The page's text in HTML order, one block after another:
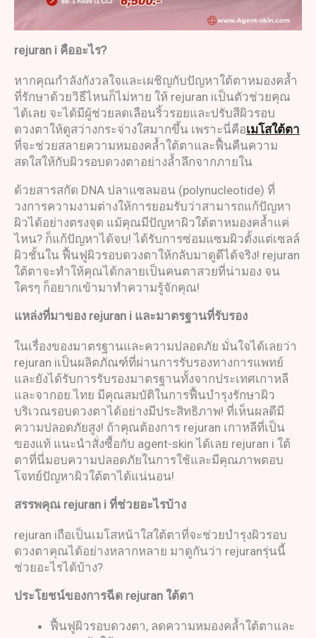
rejuran i คืออะไร?
หากคุณกำลังกังวลใจและเผชิญกับปัญหาใต้ตาหมองคล้ำ
ที่รักษาด้วยวิธีไหนก็ไม่หาย ให้ rejuran iเป็นตัวช่วยคุณ
ได้เลย จะได้มีผู้ช่วยลดเลือนริ้วรอยและปรับสีผิวรอบ
ดวงตาให้ดูสว่างกระจ่างใสมากขึ้น เพราะนี่คือเมโสใต้ตา
ที่จะช่วยสลายความหมองคล้ำใต้ตาและฟื้นคืนความ
สดใสให้กับผิวรอบดวงตาอย่างล้ำลึกจากภายใน
ด้วยสารสกัด DNA ปลาแซลมอน (polynucleotide) ที่
วงการความงามต่างให้การยอมรับว่าสามารถแก้ปัญหา
ผิวได้อย่างตรงจุด แม้คุณมีปัญหาผิวใต้ตาหมองคล้ำแค่
ไหน? ก็แก้ปัญหาได้จบ! ได้รับการซ่อมแซมผิวตั้งแต่เซลล์
ผิวชั้นใน ฟื้นฟูผิวรอบดวงตาให้กลับมาดูดีได้จริง! rejuran
ใต้ตาจะทำให้คุณได้กลายเป็นคนตาสวยที่น่ามอง จน
ใครๆ ก็อยากเข้ามาทำความรู้จักคุณ!
แหล่งที่มาของ rejuran i และมาตรฐานที่รับรอง
ในเรื่องของมาตรฐานและความปลอดภัย มั่นใจได้เลยว่า
rejuran iเป็นผลิตภัณฑ์ที่ผ่านการรับรองทางการแพทย์
และยังได้รับการรับรองมาตรฐานทั้งจากประเทศเกาหลี
และจากอย.ไทย มีคุณสมบัติในการฟื้นบำรุงรักษาผิว
บริเวณรอบดวงตาได้อย่างมีประสิทธิภาพ! ที่เห็นผลดีมี
ความปลอดภัยสูง! ถ้าคุณต้องการ rejuran เกาหลีที่เป็น
ของแท้ แนะนำสั่งซื้อกับ agent-skin ได้เลย rejuran i ใต้
ตาที่นี่มอบความปลอดภัยในการใช้และมีคุณภาพตอบ
โจทย์ปัญหาผิวใต้ตาได้แน่นอน!
สรรพคุณ rejuran i ที่ช่วยอะไรบ้าง
rejuran iถือเป็นเมโสหน้าใสใต้ตาที่จะช่วยบำรุงผิวรอบ
ดวงตาคุณได้อย่างหลากหลาย มาดูกันว่า rejuranรุ่นนี้
ช่วยอะไรได้บ้าง?
ประโยชน์ของการฉีด rejuran ใต้ตา
ฟื้นฟูผิวรอบดวงตา, ลดความหมองคล้ำใต้ตาและ